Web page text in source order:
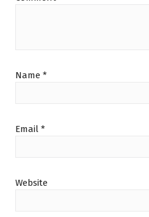
Name *
Email *
Website